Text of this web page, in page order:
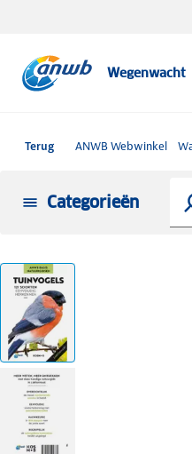
Wegenwacht
Terug ANWB Webwinkel
Categorieën